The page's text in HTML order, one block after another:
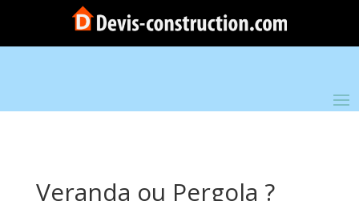
Veranda ou Pergola ?